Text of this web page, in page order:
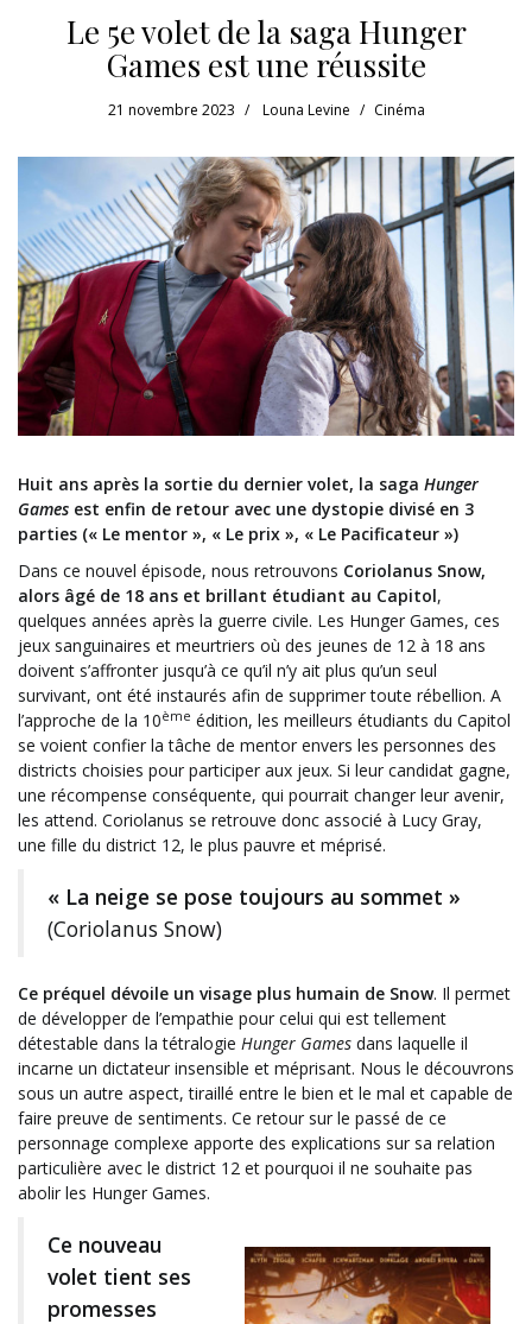
Le 5e volet de la saga Hunger
Games est une réussite
21 novembre 2023 Louna Levine Cinéma
Huit ans après la sortie du dernier volet, la saga Hunger
Games est enfin de retour avec une dystopie divisé en 3
parties (« Le mentor », « Le prix », « Le Pacificateur »)
Dans ce nouvel épisode, nous retrouvons Coriolanus Snow,
alors âgé de 18 ans et brillant étudiant au Capitol,
quelques années après la guerre civile. Les Hunger Games, ces
jeux sanguinaires et meurtriers où des jeunes de 12 à 18 ans
doivent s’affronter jusqu’à ce qu’il n’y ait plus qu’un seul
survivant, ont été instaurés afin de supprimer toute rébellion. A
l’approche de la 10ème édition, les meilleurs étudiants du Capitol
se voient confier la tâche de mentor envers les personnes des
districts choisies pour participer aux jeux. Si leur candidat gagne,
une récompense conséquente, qui pourrait changer leur avenir,
les attend. Coriolanus se retrouve donc associé à Lucy Gray,
une fille du district 12, le plus pauvre et méprisé.
« La neige se pose toujours au sommet »
(Coriolanus Snow)
Ce préquel dévoile un visage plus humain de Snow. Il permet
de développer de l’empathie pour celui qui est tellement
détestable dans la tétralogie Hunger Games dans laquelle il
incarne un dictateur insensible et méprisant. Nous le découvrons
sous un autre aspect, tiraillé entre le bien et le mal et capable de
faire preuve de sentiments. Ce retour sur le passé de ce
personnage complexe apporte des explications sur sa relation
particulière avec le district 12 et pourquoi il ne souhaite pas
abolir les Hunger Games.
Ce nouveau
volet tient ses
promesses